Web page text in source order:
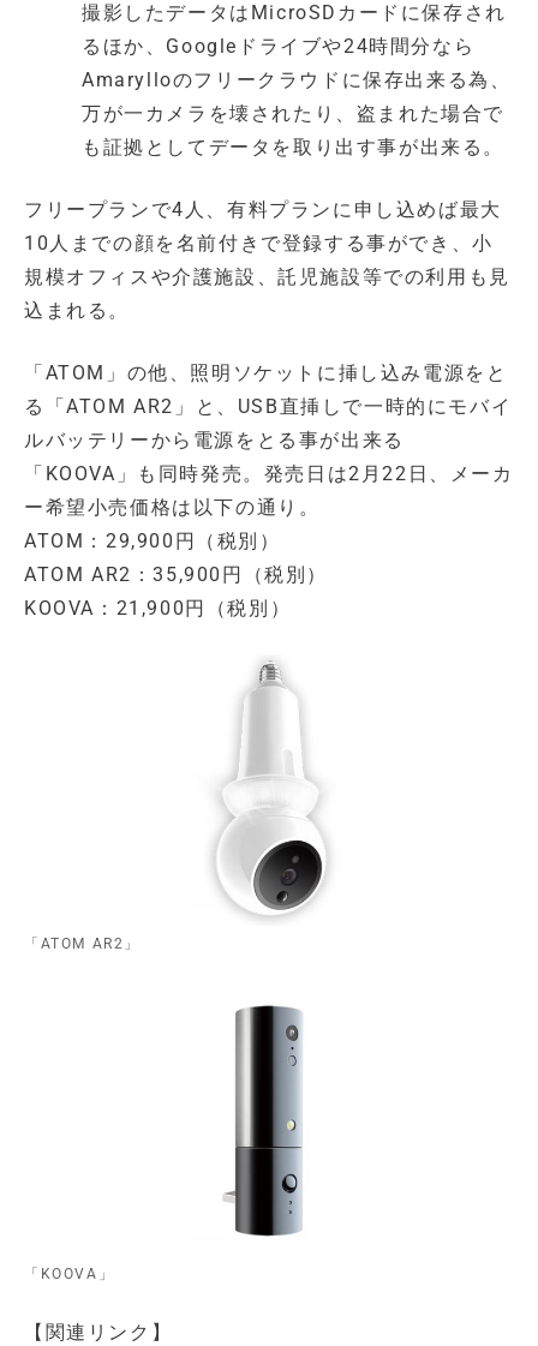
撮影したデータはMicroSDカードに保存され
るほか、Googleドライブや24時間分なら
Amarylloのフリークラウドに保存出来る為、
万が一カメラを壊されたり、盗まれた場合で
も証拠としてデータを取り出す事が出来る。
フリープランで4人、有料プランに申し込めば最大
10人までの顔を名前付きで登録する事ができ、小
規模オフィスや介護施設、託児施設等での利用も見
込まれる。
「ATOM」の他、照明ソケットに挿し込み電源をと
る「ATOM AR2」と、USB直挿しで一時的にモバイ
ルバッテリーから電源をとる事が出来る
「KOOVA」も同時発売。発売日は2月22日、メーカ
ー希望小売価格は以下の通り。
ATOM：29,900円（税別）
ATOM AR2：35,900円（税別）
KOOVA：21,900円（税別）
「ATOM AR2」
「KOOVA」
【関連リンク】